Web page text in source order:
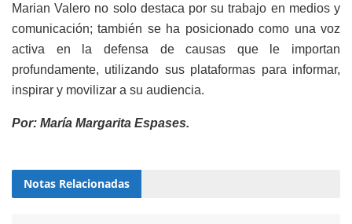
Marian Valero no solo destaca por su trabajo en medios y
comunicación; también se ha posicionado como una voz
activa en la defensa de causas que le importan
profundamente, utilizando sus plataformas para informar,
inspirar y movilizar a su audiencia.
Por: María Margarita Espases.
Notas Relacionadas